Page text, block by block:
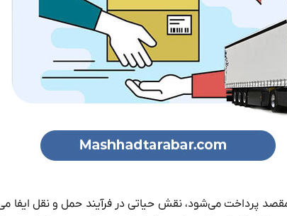
پرداخت می‌شود، نقش حیاتی در فرآیند حمل و نقل ایفا